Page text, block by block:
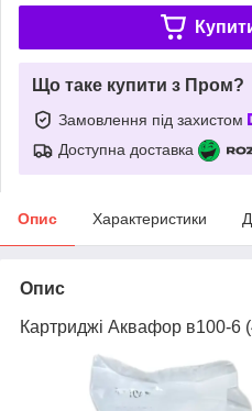
Що таке купити з Пром?
Замовлення під захистом
Доступна доставка
Опис Характеристики
Опис
Картриджі Аквафор в100-6